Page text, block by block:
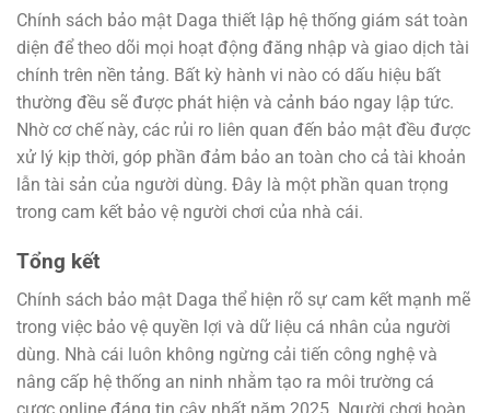
Chính sách bảo mật Daga thiết lập hệ thống giám sát toàn
diện để theo dõi mọi hoạt động đăng nhập và giao dịch tài
chính trên nền tảng. Bất kỳ hành vi nào có dấu hiệu bất
thường đều sẽ được phát hiện và cảnh báo ngay lập tức.
Nhờ cơ chế này, các rủi ro liên quan đến bảo mật đều được
xử lý kịp thời, góp phần đảm bảo an toàn cho cả tài khoản
lẫn tài sản của người dùng. Đây là một phần quan trọng
trong cam kết bảo vệ người chơi của nhà cái.
Tổng kết
Chính sách bảo mật Daga thể hiện rõ sự cam kết mạnh mẽ
trong việc bảo vệ quyền lợi và dữ liệu cá nhân của người
dùng. Nhà cái luôn không ngừng cải tiến công nghệ và
nâng cấp hệ thống an ninh nhằm tạo ra môi trường cá